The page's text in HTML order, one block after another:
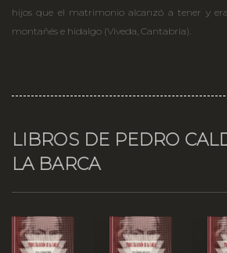
hijos que el matrimonio alcanzó a tener y
montañés e hidalgo (Viveda, Cantabria).
LIBROS DE PEDRO
LA BARCA